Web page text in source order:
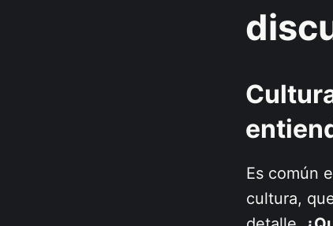
Es común
cultura,